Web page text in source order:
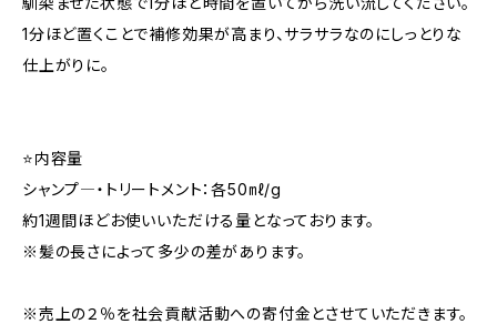
1分ほど置くことで補修効果が高まり、サラサラなのにしっとりな
仕上がりに。
⭐内容量
シャンプ―・トリートメント：各50㎖/g
約1週間ほどお使いいただける量となっております。
※髪の長さによって多少の差があります。
※売上の２％を社会貢献活動への寄付金とさせていただきます。